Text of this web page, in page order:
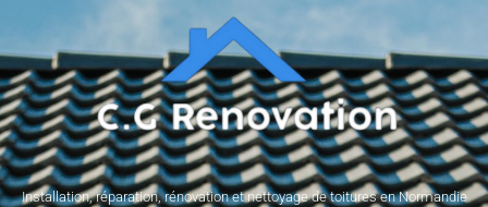
Installation, réparation, rénovation et nettoyage de toitures en Normandie